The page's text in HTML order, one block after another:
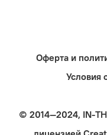
Оферта и
Условия
© 2014—2024, IN-